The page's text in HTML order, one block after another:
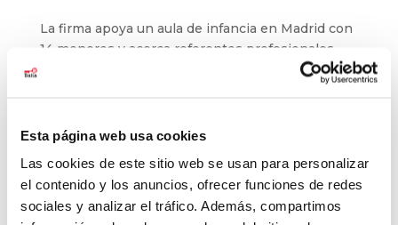
Esta página web usa cookies
Las cookies de este sitio web se usan para personalizar
el contenido y los anuncios, ofrecer funciones de redes
sociales y analizar el tráfico. Además, compartimos
La firma apoya un aula de infancia en Madrid con
14 menores y acerca referentes profesionales
reales a jóvenes de la entidad. Fundación Balia y
Clifford Chance mantienen una colaboración que
para niños, niñas y jóvenes en...